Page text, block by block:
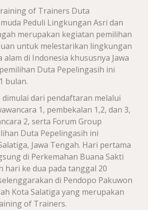
of Trainers Duta
Peduli Lingkungan Asri dan
merupakan kegiatan pemilihan
untuk melestarikan lingkungan
alam di Indonesia khususnya Jawa
Duta Pepelingasih ini
bulan.
dimulai dari pendaftaran melalui
1, pembekalan 1,2, dan 3,
2, serta Forum Group
Duta Pepelingasih ini
Jawa Tengah. Hari pertama
di Perkemahan Buana Sakti
hari ke dua pada tanggal 20
di Pendopo Pakuwon
Kota Salatiga yang merupakan
of Trainers.